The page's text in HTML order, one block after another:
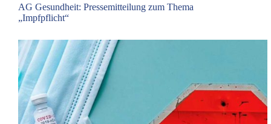
AG Gesundheit: Pressemitteilung zum Thema
„Impfpflicht“